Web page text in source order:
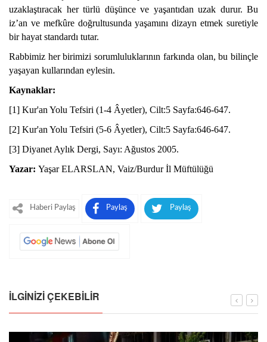
uzaklaştıracak her türlü düşünce ve yaşantıdan uzak durur. Bu
iz’an ve mefkûre doğrultusunda yaşamını dizayn etmek suretiyle
bir hayat standardı tutar.
Rabbimiz her birimizi sorumluluklarının farkında olan, bu bilinçle
yaşayan kullarından eylesin.
Kaynaklar:
[1] Kur'an Yolu Tefsiri (1-4 Âyetler), Cilt:5 Sayfa:646-647.
[2] Kur'an Yolu Tefsiri (5-6 Âyetler), Cilt:5 Sayfa:646-647.
[3] Diyanet Aylık Dergi, Sayı: Ağustos 2005.
Yazar: Yaşar ELARSLAN, Vaiz/Burdur İl Müftülüğü
Haberi Paylaş Paylaş Paylaş
İLGINIZI ÇEKEBILIR